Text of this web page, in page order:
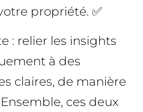
propriété. ✅
: relier les insights
à des
claires, de manière
ces deux